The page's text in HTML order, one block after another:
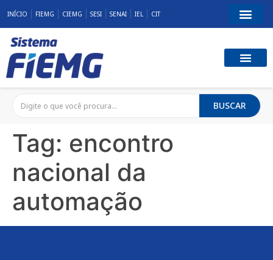
INÍCIO FIEMG CIEMG SESI SENAI IEL CIT
BUSCAR
Tag: encontro
nacional da
automação